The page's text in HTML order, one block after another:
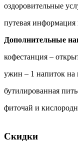
оздоровительные
путевая информация
Дополнительные
кофестанция –
ужин – 1 напиток на
бутилированная
фиточай и
Скидки